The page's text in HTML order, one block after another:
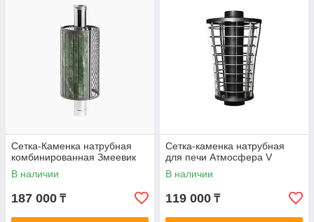
Сетка-Каменка натрубная
комбинированная Змеевик
В наличии
187 000 ₸
Сетка-каменка натрубная
для печи Атмосфера V
В наличии
119 000 ₸